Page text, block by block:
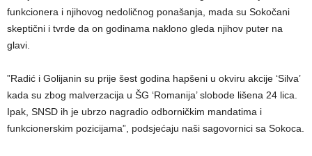
funkcionera i njihovog nedoličnog ponašanja, mada su Sokočani
skeptični i tvrde da on godinama naklono gleda njihov puter na
glavi.
”Radić i Golijanin su prije šest godina hapšeni u okviru akcije ‘Silva’
kada su zbog malverzacija u ŠG ‘Romanija’ slobode lišena 24 lica.
Ipak, SNSD ih je ubrzo nagradio odborničkim mandatima i
funkcionerskim pozicijama”, podsjećaju naši sagovornici sa Sokoca.